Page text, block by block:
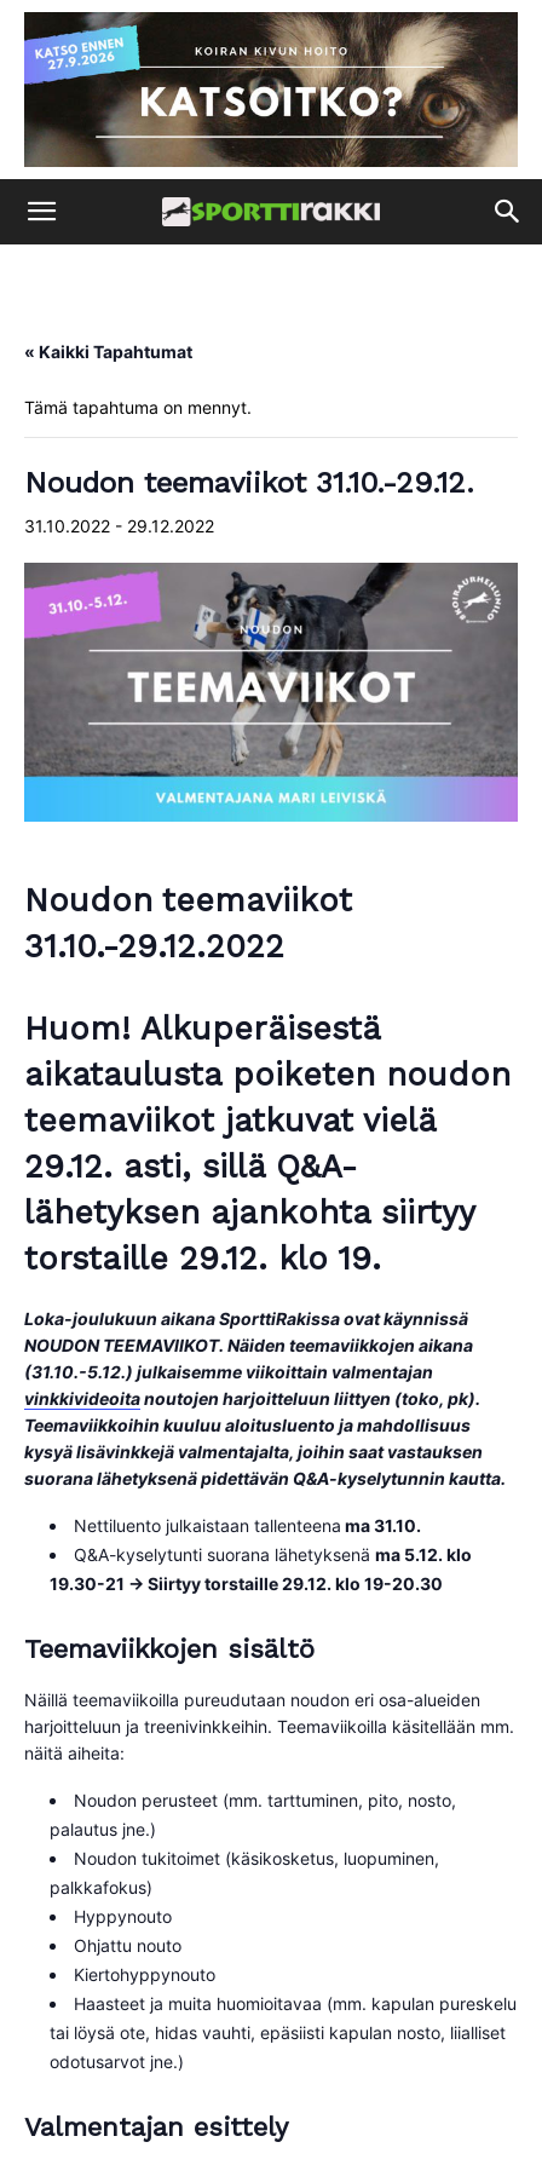
« Kaikki Tapahtumat
Tämä tapahtuma on mennyt.
Noudon teemaviikot 31.10.-29.12.
31.10.2022 - 29.12.2022
Noudon teemaviikot
31.10.-29.12.2022
Huom! Alkuperäisestä
aikataulusta poiketen noudon
teemaviikot jatkuvat vielä
29.12. asti, sillä Q&A-
lähetyksen ajankohta siirtyy
torstaille 29.12. klo 19.
Loka-joulukuun aikana SporttiRakissa ovat käynnissä
NOUDON TEEMAVIIKOT. Näiden teemaviikkojen aikana
(31.10.-5.12.) julkaisemme viikoittain valmentajan
vinkkivideoitanoutojen harjoitteluun liittyen (toko, pk).
Teemaviikkoihin kuuluu aloitusluento ja mahdollisuus
kysyä lisävinkkejä valmentajalta, joihin saat vastauksen
suorana lähetyksenä pidettävän Q&A-kyselytunnin kautta.
Nettiluento julkaistaan tallenteena ma 31.10.
Q&A-kyselytunti suorana lähetyksenä ma 5.12. klo
19.30-21 -> Siirtyy torstaille 29.12. klo 19-20.30
Teemaviikkojen sisältö
Näillä teemaviikoilla pureudutaan noudon eri osa-alueiden
harjoitteluun ja treenivinkkeihin. Teemaviikoilla käsitellään mm.
näitä aiheita:
Noudon perusteet (mm. tarttuminen, pito, nosto,
palautus jne.)
Noudon tukitoimet (käsikosketus, luopuminen,
palkkafokus)
Hyppynouto
Ohjattu nouto
Kiertohyppynouto
Haasteet ja muita huomioitavaa (mm. kapulan pureskelu
tai löysä ote, hidas vauhti, epäsiisti kapulan nosto, liialliset
odotusarvot jne.)
Valmentajan esittely